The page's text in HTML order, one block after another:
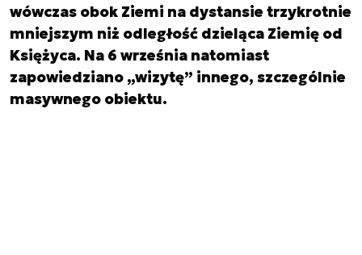
wówczas obok Ziemi na dystansie trzykrotnie
mniejszym niż odległość dzieląca Ziemię od
Księżyca. Na 6 września natomiast
zapowiedziano „wizytę” innego, szczególnie
masywnego obiektu.